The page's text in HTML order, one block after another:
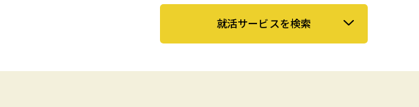
就活サービスを検索